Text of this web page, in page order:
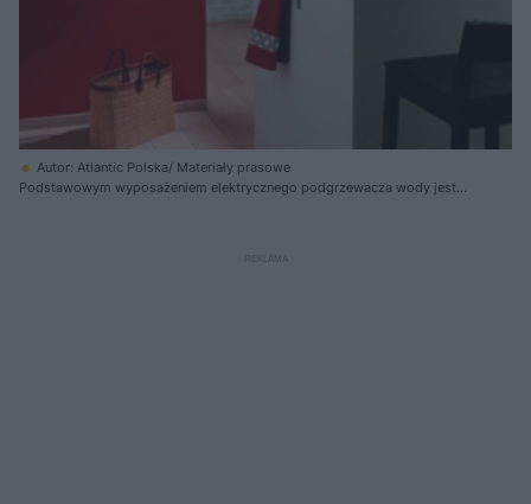
Autor: Atlantic Polska/ Materiały prasowe
Podstawowym wyposażeniem elektrycznego podgrzewacza wody jest